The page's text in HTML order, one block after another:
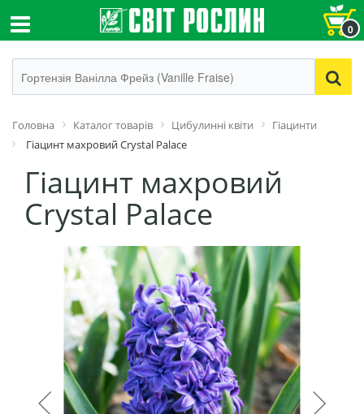
0
Головна Каталог товарів Цибулинні квіти
Гіацинти
Гіацинт махровий Crystal Palace
Гіацинт махровий
Crystal Palace